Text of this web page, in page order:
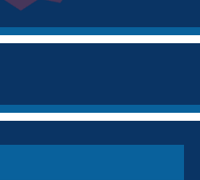
nie ma kołaczy” – od